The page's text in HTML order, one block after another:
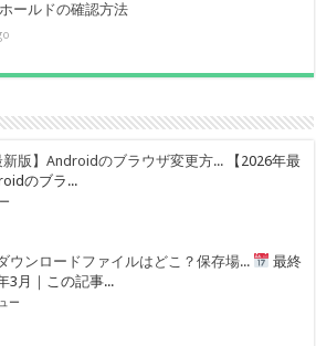
ールドの確認方法
新版】Androidのブラウザ変更方...
【2026年最
のブラ...
ウンロードファイルはどこ？保存場...
最終
3月｜この記事...
ー